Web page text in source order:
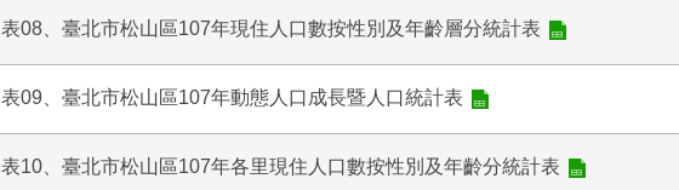
表08、臺北市松山區107年現住人口數按性別及年齡層分統計表
表09、臺北市松山區107年動態人口成長暨人口統計表
表10、臺北市松山區107年各里現住人口數按性別及年齡分統計表